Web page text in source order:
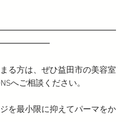
る方は、ぜひ益田市の美容室
へご相談ください。
を最小限に抑えてパーマをか